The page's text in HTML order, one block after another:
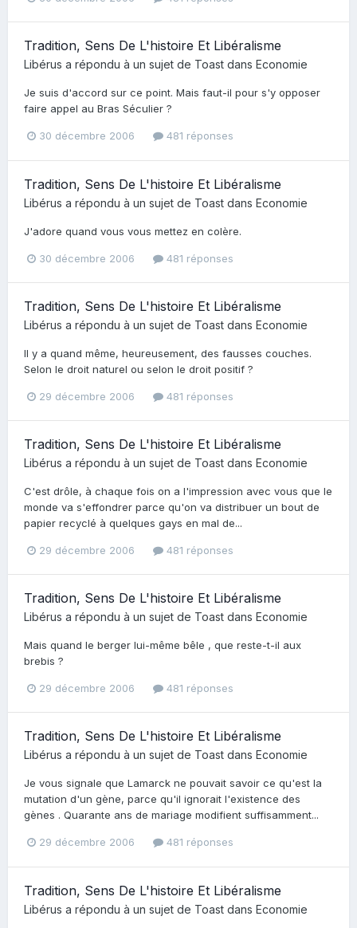
Tradition, Sens De L'histoire Et Libéralisme
Libérus a répondu à un sujet de Toast dans Economie
Je suis d'accord sur ce point. Mais faut-il pour s'y opposer
faire appel au Bras Séculier ?
30 décembre 2006 481 réponses
Tradition, Sens De L'histoire Et Libéralisme
Libérus a répondu à un sujet de Toast dans Economie
J'adore quand vous vous mettez en colère.
30 décembre 2006 481 réponses
Tradition, Sens De L'histoire Et Libéralisme
Libérus a répondu à un sujet de Toast dans Economie
Il y a quand même, heureusement, des fausses couches.
Selon le droit naturel ou selon le droit positif ?
29 décembre 2006 481 réponses
Tradition, Sens De L'histoire Et Libéralisme
Libérus a répondu à un sujet de Toast dans Economie
C'est drôle, à chaque fois on a l'impression avec vous que le
monde va s'effondrer parce qu'on va distribuer un bout de
papier recyclé à quelques gays en mal de...
29 décembre 2006 481 réponses
Tradition, Sens De L'histoire Et Libéralisme
Libérus a répondu à un sujet de Toast dans Economie
Mais quand le berger lui-même bêle , que reste-t-il aux
brebis ?
29 décembre 2006 481 réponses
Tradition, Sens De L'histoire Et Libéralisme
Libérus a répondu à un sujet de Toast dans Economie
Je vous signale que Lamarck ne pouvait savoir ce qu'est la
mutation d'un gène, parce qu'il ignorait l'existence des
gènes . Quarante ans de mariage modifient suffisamment...
29 décembre 2006 481 réponses
Tradition, Sens De L'histoire Et Libéralisme
Libérus a répondu à un sujet de Toast dans Economie